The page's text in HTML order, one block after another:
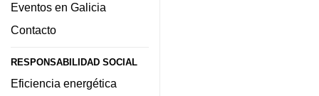
Eventos en Galicia
Contacto
RESPONSABILIDAD SOCIAL
Eficiencia energética